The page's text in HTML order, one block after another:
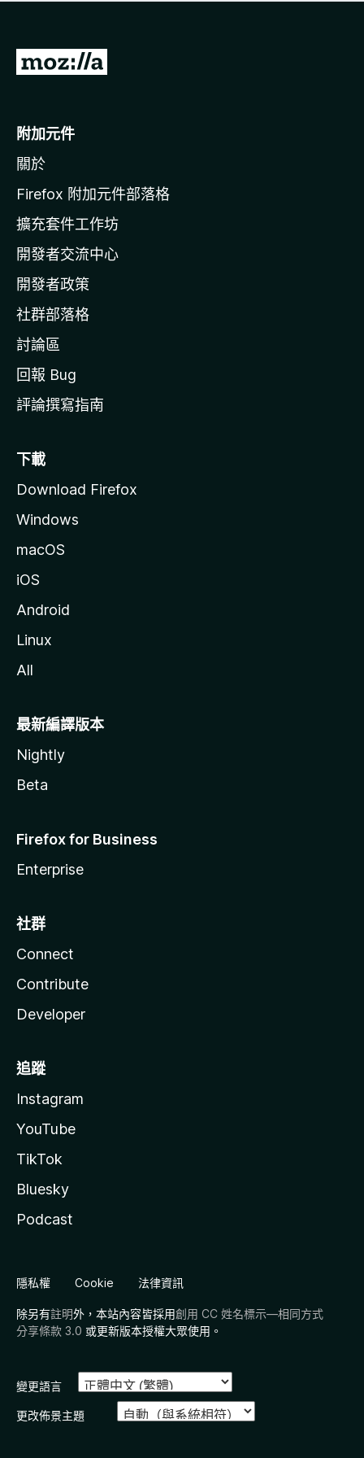
有
前
o
i
l
a
官
網
附加元件
關於
Firefox 附加元件部落格
擴充套件工作坊
開發者交流中心
開發者政策
社群部落格
討論區
回報 Bug
評論撰寫指南
下載
Download Firefox
Windows
macOS
iOS
Android
Linux
All
最新編譯版本
Nightly
Beta
Firefox for Business
Enterprise
社群
Connect
Contribute
Developer
追蹤
Instagram
YouTube
TikTok
Bluesky
Podcast
隱私權 Cookie 法律資訊
除另有註明外，本站內容皆採用創用 CC 姓名標示—相同方式
分享條款 3.0 或更新版本授權大眾使用。
變更語言
更改佈景主題